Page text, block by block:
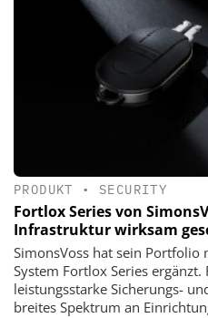
PRODUKT • SECURITY
Fortlox Series von
Infrastruktur wirksam
SimonsVoss hat sein
System Fortlox Series
leistungsstarke Sicherungs-
breites Spektrum an